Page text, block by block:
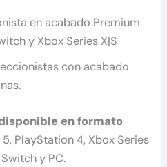
en acabado Premium
y Xbox Series X|S
con acabado
en formato
PlayStation 4, Xbox Series
y PC.